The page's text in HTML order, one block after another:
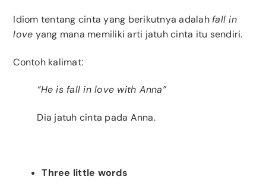
Idiom tentang cinta yang berikutnya adalah fall in
love yang mana memiliki arti jatuh cinta itu sendiri.
Contoh kalimat:
“He is fall in love with Anna”
Dia jatuh cinta pada Anna.
Three little words